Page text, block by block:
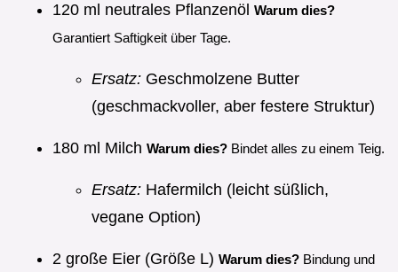
120 ml neutrales Pflanzenöl Warum dies?
Garantiert Saftigkeit über Tage.
Ersatz: Geschmolzene Butter
(geschmackvoller, aber festere Struktur)
180 ml Milch Warum dies? Bindet alles zu einem Teig.
Ersatz: Hafermilch (leicht süßlich,
vegane Option)
2 große Eier (Größe L) Warum dies? Bindung und